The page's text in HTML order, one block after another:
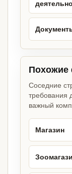
Похожие
Соседние
требования
важный
Магазин